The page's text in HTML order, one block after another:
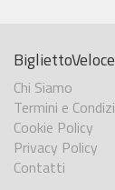
BigliettoVeloce
Chi Siamo
Termini e
Cookie Policy
Privacy Policy
Contatti